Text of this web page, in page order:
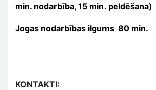
min. nodarbība, 15 min. peldēšana)
Jogas nodarbības ilgums 80 min.
KONTAKTI: